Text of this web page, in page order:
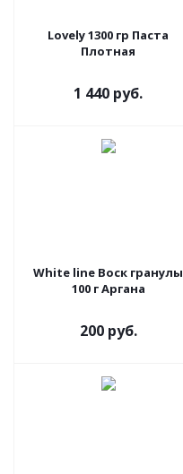
Lovely 1300 гр Паста
Плотная
1 440 руб.
White line Воск гранулы
100 г Аргана
200 руб.